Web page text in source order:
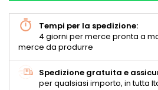
Tempi per la spedizione:
4 giorni per merce pronta a
merce da produrre
Spedizione gratuita e
per qualsiasi importo, in tutta